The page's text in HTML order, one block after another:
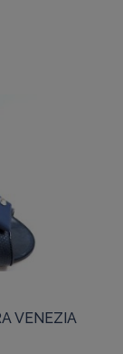
VENEZIA